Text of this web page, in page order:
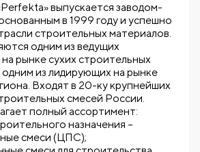
выпускается заводом-
в 1999 году и успешно
строительных материалов.
одним из ведущих
рынке сухих строительных
из лидирующих на рынке
Входят в 20-ку крупнейших
смесей России.
полный ассортимент:
назначения –
смеси (ЦПС);